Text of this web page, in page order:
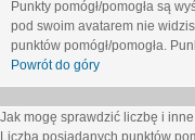
Punkty pomógł/pomogła są
pod swoim avatarem nie
punktów pomógł/pomogła.
Powrót do góry
Jak mogę sprawdzić liczbę i
Liczba posiadanych punktów